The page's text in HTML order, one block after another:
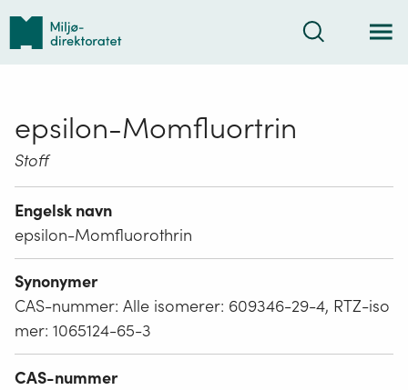
Tilbake
forsiden
Søk
epsilon-Momfluortrin
Stoff
Engelsk navn
epsilon-Momfluorothrin
Synonymer
CAS-nummer: Alle isomerer: 609346-29-4, RTZ-iso
mer: 1065124-65-3
CAS-nummer